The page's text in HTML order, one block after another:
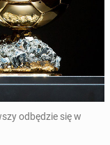
odbędzie się w